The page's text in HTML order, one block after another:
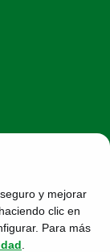
y mejorar
clic en
Para más